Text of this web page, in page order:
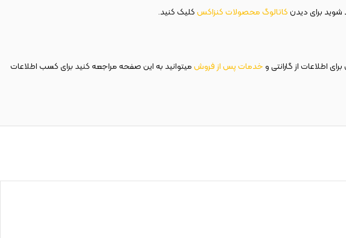
شوید برای دیدنکاتالوگ محصولات کنزاکسکلیک کنید.
اطلاعات از گارانتی وخدمات پس از فروشمیتوانید به این صفحه مراجعه کنید برای کسب اطلاعات